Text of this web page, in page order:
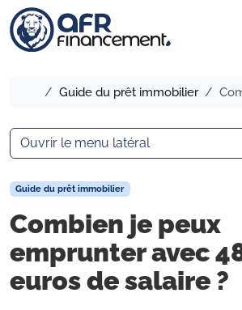
Accueil
Guide du prêt immobilier
Guide du prêt immobilier
Combien je peux
emprunter avec
euros de salaire ?
Ouvrir le menu latéral